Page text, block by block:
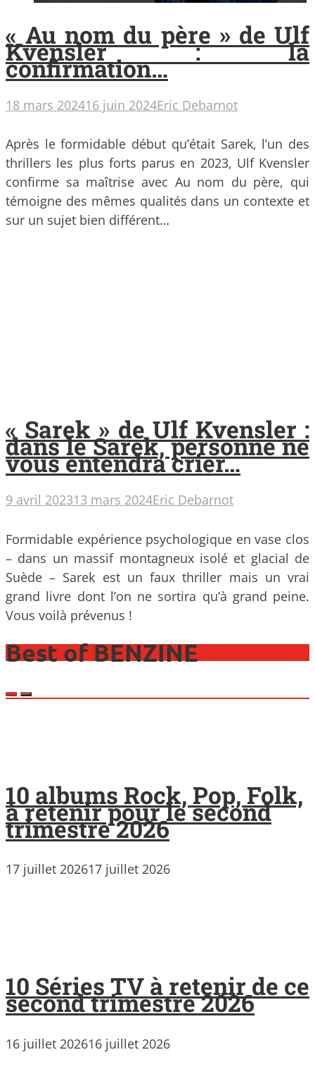
« Au nom du père » de Ulf
Kvensler : la
confirmation…
18 mars 202416 juin 2024Eric Debarnot
Après le formidable début qu’était Sarek, l’un des
thrillers les plus forts parus en 2023, Ulf Kvensler
confirme sa maîtrise avec Au nom du père, qui
témoigne des mêmes qualités dans un contexte et
sur un sujet bien différent…
« Sarek » de Ulf Kvensler :
dans le Sarek, personne ne
vous entendra crier…
9 avril 202313 mars 2024Eric Debarnot
Formidable expérience psychologique en vase clos
– dans un massif montagneux isolé et glacial de
Suède – Sarek est un faux thriller mais un vrai
grand livre dont l’on ne sortira qu’à grand peine.
Vous voilà prévenus !
Best of BENZINE
10 albums Rock, Pop, Folk,
à retenir pour le second
trimestre 2026
17 juillet 202617 juillet 2026
10 Séries TV à retenir de ce
second trimestre 2026
16 juillet 202616 juillet 2026